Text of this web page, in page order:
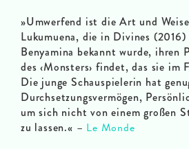
»Umwerfend ist die Art und
Lukumuena, die in Divines
Benyamina bekannt wurde, ihren
des ‹Monsters› findet, das sie im
Die junge Schauspielerin hat
Durchsetzungsvermögen,
um sich nicht von einem großen
zu lassen.« – Le Monde